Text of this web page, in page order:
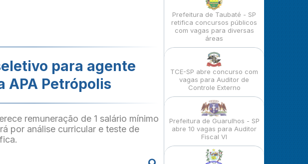
para agente
APA Petrópolis
remuneração de 1 salário mínimo
por análise curricular e teste de
Prefeitura de Taubaté - SP
retifica concursos públicos
com vagas para diversas
áreas
TCE-SP abre concurso com
vagas para Auditor de
Controle Externo
Prefeitura de Guarulhos - SP
abre 10 vagas para Auditor
Fiscal VI